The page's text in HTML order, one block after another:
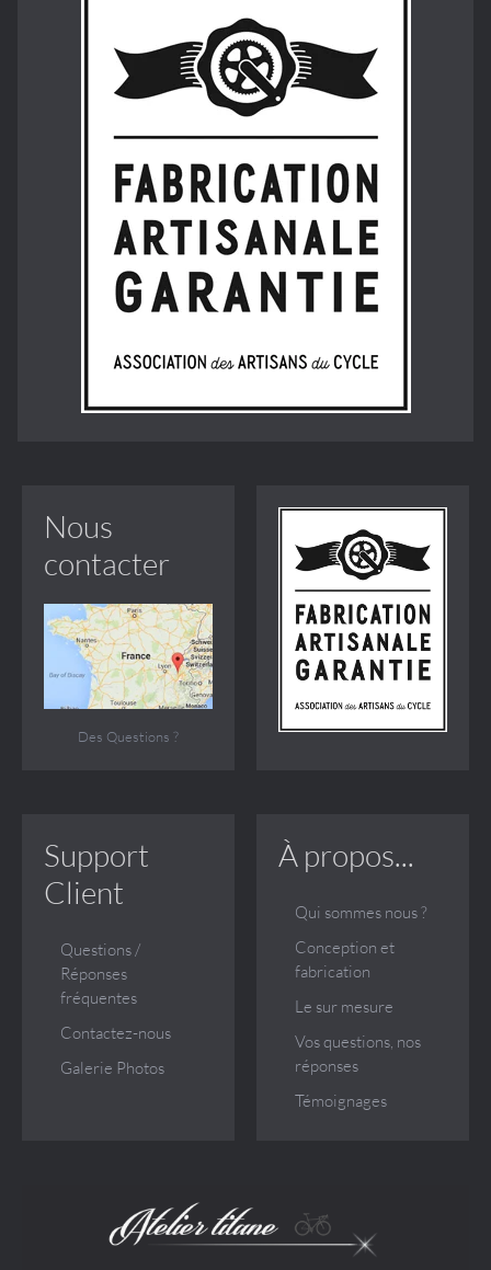
Nous
contacter
Des Questions ?
Support
Client
Questions /
Réponses
fréquentes
Contactez-nous
Galerie Photos
À propos...
Qui sommes nous ?
Conception et
fabrication
Le sur mesure
Vos questions, nos
réponses
Témoignages